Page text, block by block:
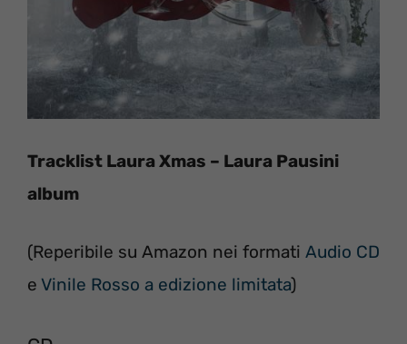
Tracklist Laura Xmas – Laura Pausini
album
(Reperibile su Amazon nei formati Audio CD
e Vinile Rosso a edizione limitata)